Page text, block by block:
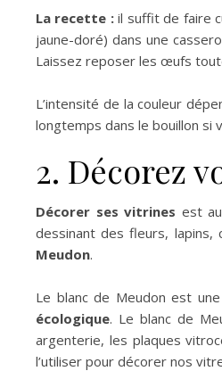
La recette :il suffit de faire
jaune-doré) dans une
Laissez reposer les œufs
L’intensité de la couleur
longtemps dans le bouillon si
2. Décorez
Décorer ses vitrines est
dessinant des fleurs,
Meudon.
Le blanc de Meudon est
écologique. Le blanc de
argenterie, les plaques
l’utiliser pour décorer nos